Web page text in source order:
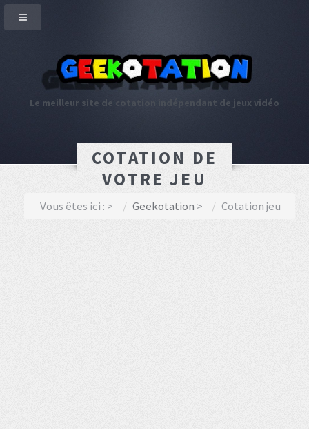
Le meilleur site de cotation indépendant de jeux vidéo
COTATION DE
VOTRE JEU
Vous êtes ici : Geekotation Cotation jeu